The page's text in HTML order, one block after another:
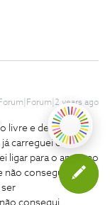
Forum|Forum|2 years ago
livre e deixou de
carreguei o
ligar para o apoio ao
consegui falar
consegui